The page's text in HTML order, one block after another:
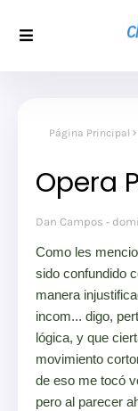
Página Principal
Opera
Dan Campos
Como les
sido confundido
manera
incom... digo,
lógica, y que
movimiento
de eso me tocó
pero al parecer